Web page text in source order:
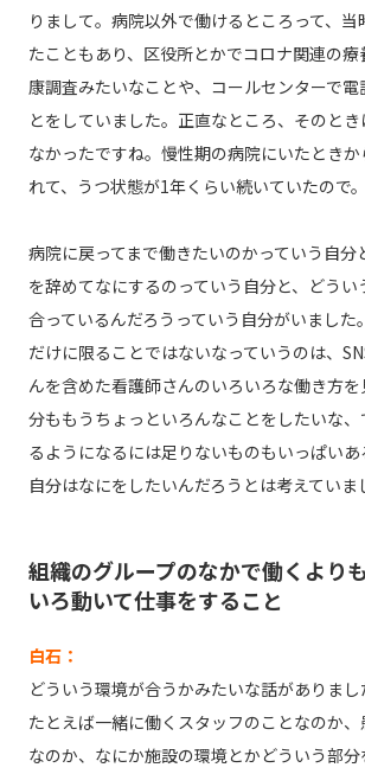
りまして。病院以外で働けるところって、当
たこともあり、区役所とかでコロナ関連の
康調査みたいなことや、コールセンターで電
とをしていました。正直なところ、そのと
なかったですね。慢性期の病院にいたとき
れて、うつ状態が1年くらい続いていたので。
病院に戻ってまで働きたいのかっていう自分
を辞めてなにするのっていう自分と、どう
合っているんだろうっていう自分がいました
だけに限ることではないなっていうのは、
んを含めた看護師さんのいろいろな働き方
分ももうちょっといろんなことをしたいな
るようになるには足りないものもいっぱいあ
自分はなにをしたいんだろうとは考えていま
組織のグループのなかで働くより
いろ動いて仕事をすること
白石：
どういう環境が合うかみたいな話がありまし
たとえば一緒に働くスタッフのことなのか
なのか、なにか施設の環境とかどういう部